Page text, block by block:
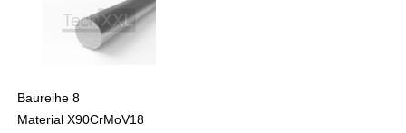
Baureihe 8
Material X90CrMoV18